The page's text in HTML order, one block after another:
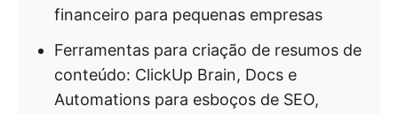
financeiro para pequenas empresas
Ferramentas para criação de resumos de
conteúdo: ClickUp Brain, Docs e
Automations para esboços de SEO,